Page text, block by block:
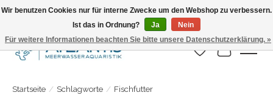
Täglicher Versand. Bestelle bis 15.00 Uhr
Wunschzettel
Ihr
Startseite / Schlagworte / Fischfutter
Wir benutzen Cookies nur für interne Zwecke um den Webshop zu verbessern.
Ist das in Ordnung?
Ja
Nein
Für weitere Informationen beachten Sie bitte unsere Datenschutzerklärung. »